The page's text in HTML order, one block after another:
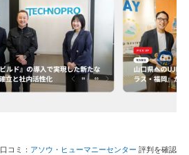
口コミ： アソウ・ヒューマニーセンター 評判を確認